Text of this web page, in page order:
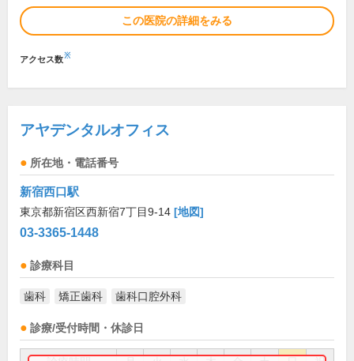
この医院の詳細をみる
アクセス数※
アヤデンタルオフィス
所在地・電話番号
新宿西口駅
東京都新宿区西新宿7丁目9-14 [地図]
03-3365-1448
診療科目
歯科 矯正歯科 歯科口腔外科
診療/受付時間・休診日